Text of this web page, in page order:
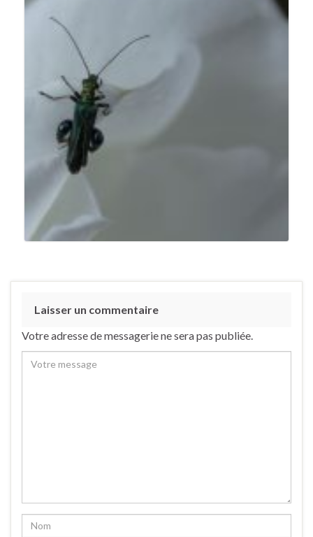
Laisser un commentaire
Votre adresse de messagerie ne sera pas publiée.